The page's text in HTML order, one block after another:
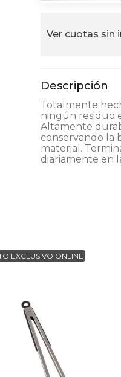
Ver cuotas sin
Totalmente
ningún residuo
Altamente
conservando la
material.
diariamente en
EXCLUSIVO ONLINE